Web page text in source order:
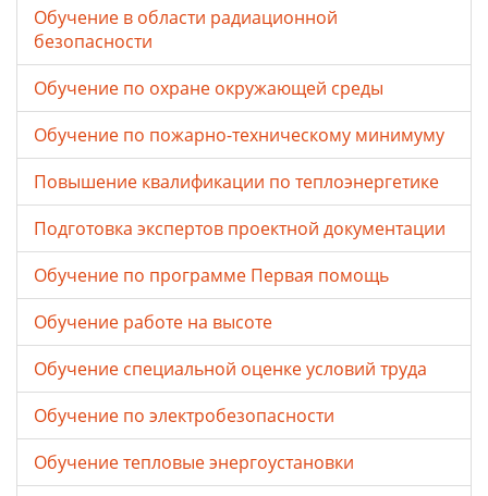
Обучение в области радиационной
безопасности
Обучение по охране окружающей среды
Обучение по пожарно-техническому минимуму
Повышение квалификации по теплоэнергетике
Подготовка экспертов проектной документации
Обучение по программе Первая помощь
Обучение работе на высоте
Обучение специальной оценке условий труда
Обучение по электробезопасности
Обучение тепловые энергоустановки